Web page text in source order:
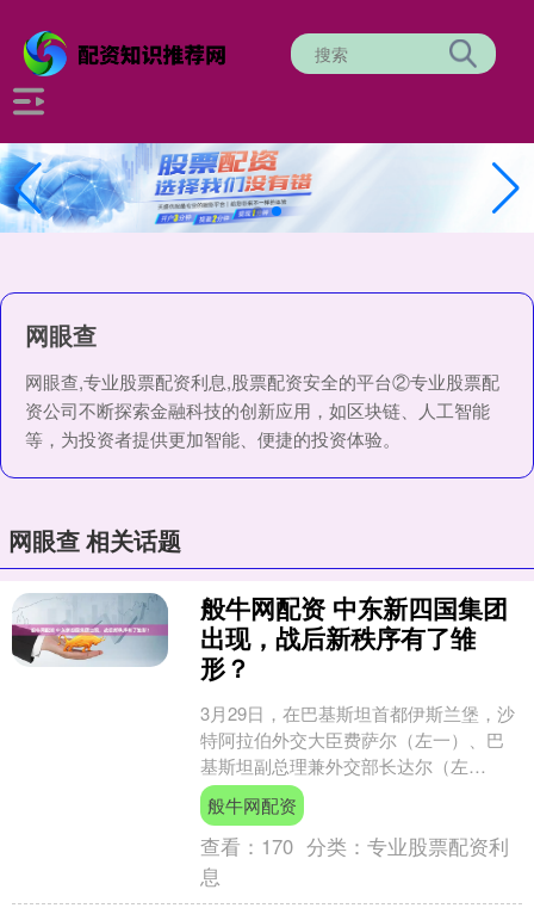
网眼查
网眼查,专业股票配资利息,股票配资安全的平台②专业股票配
资公司不断探索金融科技的创新应用，如区块链、人工智能
等，为投资者提供更加智能、便捷的投资体验。
网眼查 相关话题
般牛网配资 中东新四国集团
出现，战后新秩序有了雏
形？
3月29日，在巴基斯坦首都伊斯兰堡，沙
特阿拉伯外交大臣费萨尔（左一）、巴
基斯坦副总理兼外交部长达尔（左
二）、土耳其外交部长费丹（右二）、
埃及外交部长阿卜杜勒阿提....
般牛网配资
查看： 170 分类：专业股票配资利
息